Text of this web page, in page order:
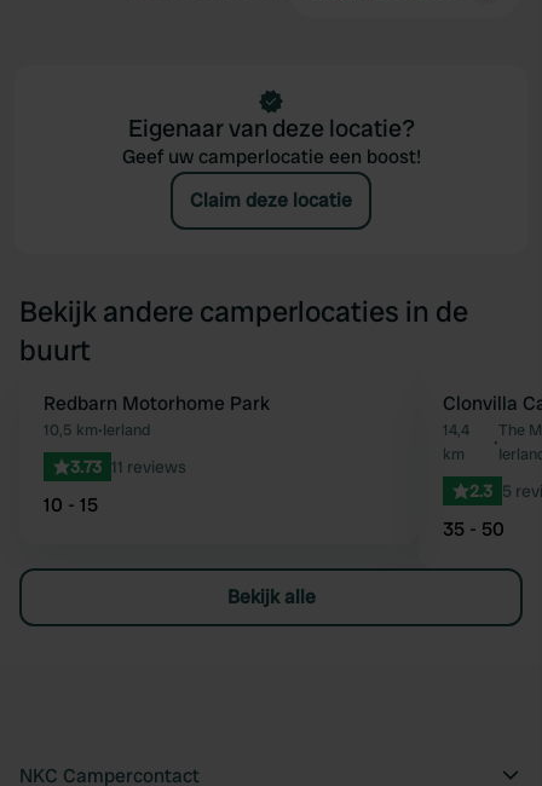
Eigenaar van deze locatie?
Geef uw camperlocatie een boost!
Claim deze locatie
Bekijk andere camperlocaties in de
buurt
Favoriet
Redbarn Motorhome Park
10,5 km•Ierland
3.73 11 reviews
10 - 15
Clonvilla
14,4
km
•
The
2.3 5
35 - 50
Bekijk alle
NKC Campercontact